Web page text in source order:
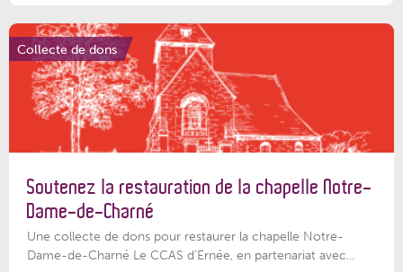
Collecte de dons
Soutenez la restauration de la chapelle Notre-
Dame-de-Charné
Une collecte de dons pour restaurer la chapelle Notre-
Dame-de-Charné Le CCAS d’Ernée, en partenariat avec...